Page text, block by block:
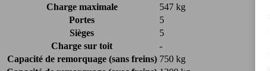
Charge maximale
547 kg
Portes
5
Sièges
5
Charge sur toit
-
Capacité de remorquage (sans freins) 750 kg